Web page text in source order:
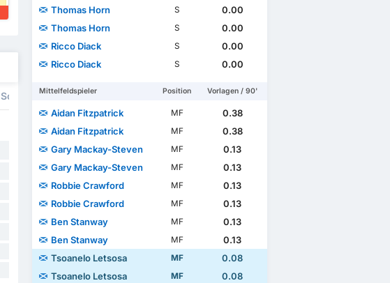
Scotland Play-offs 1/2
Thomas Horn
S
0.00
Thomas Horn
S
0.00
Ricco Diack
S
0.00
Ricco Diack
S 0.00
Mittelfeldspieler Position Vorlagen / 90'
Aidan Fitzpatrick MF
0.38
Aidan Fitzpatrick
MF
0.38
Gary Mackay-Steven
MF
0.13
Gary Mackay-Steven
MF
0.13
Robbie Crawford
MF
0.13
Robbie Crawford
MF
0.13
Ben Stanway
MF
0.13
Ben Stanway
MF
0.13
Tsoanelo Letsosa
MF
0.08
Tsoanelo Letsosa
MF
0.08